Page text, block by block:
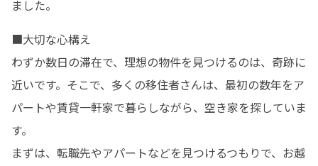
ました。
■大切な心構え
わずか数日の滞在で、理想の物件を見つけるのは、奇跡に
近いです。そこで、多くの移住者さんは、最初の数年をア
パートや賃貸一軒家で暮らしながら、空き家を探していま
す。
まずは、転職先やアパートなどを見つけるつもりで、お越